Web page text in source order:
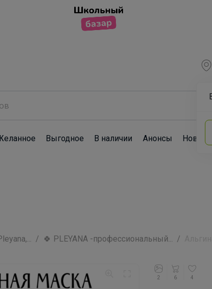
Выгодное В наличии Анонсы Новости
🍀 PLEYANA -профессиональный...
2 6 4